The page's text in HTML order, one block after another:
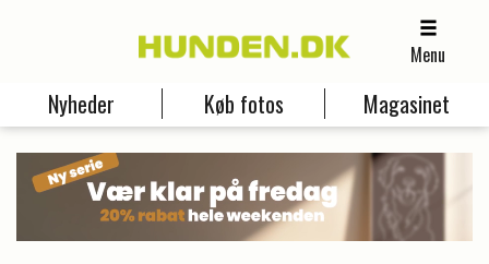
Menu
Nyheder Køb fotos Magasinet